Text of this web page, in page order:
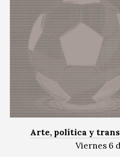
Arte, política y
Viernes 6